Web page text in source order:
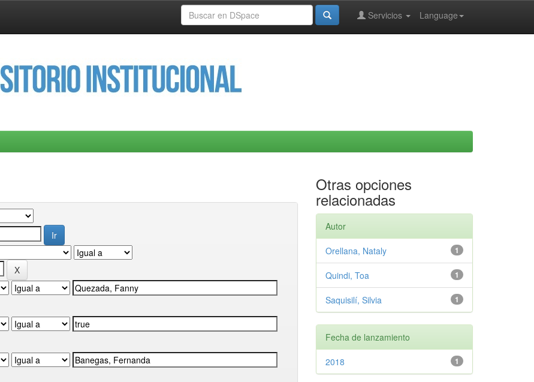
Language
Servicios
Otras opciones
relacionadas
Autor
1
Orellana, Nataly
1
Quindi, Toa
1
Saquisilí, Silvia
Fecha de lanzamiento
1
2018